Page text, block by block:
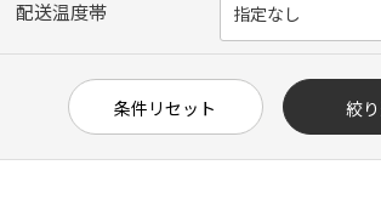
配送温度帯